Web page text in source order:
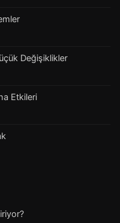
Değişiklikler
Etkileri